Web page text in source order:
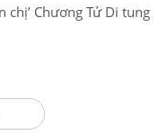
chị’ Chương Tử Di tung